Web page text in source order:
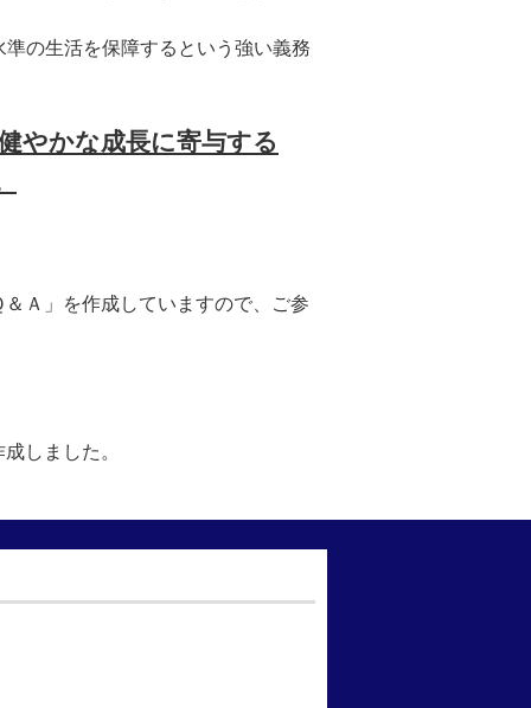
の生活を保障するという強い義務
やかな成長に寄与する
Ａ」を作成していますので、ご参
しました。